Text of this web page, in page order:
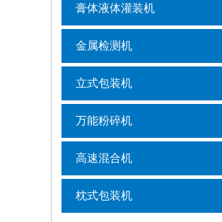
膏体液体灌装机
金属检测机
立式包装机
万能粉碎机
高速混合机
枕式包装机